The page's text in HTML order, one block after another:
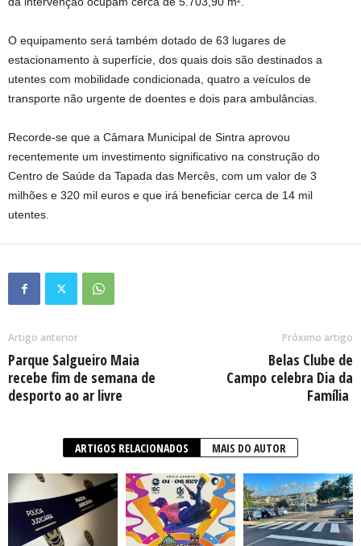
O equipamento será também dotado de 63 lugares de
estacionamento à superfície, dos quais dois são destinados a
utentes com mobilidade condicionada, quatro a veículos de
transporte não urgente de doentes e dois para ambulâncias.
Recorde-se que a Câmara Municipal de Sintra aprovou
recentemente um investimento significativo na construção do
Centro de Saúde da Tapada das Mercês, com um valor de 3
milhões e 320 mil euros e que irá beneficiar cerca de 14 mil
utentes.
Artigo anterior
Parque Salgueiro Maia
recebe fim de semana de
desporto ao ar livre
Próximo artigo
Belas Clube de
Campo celebra Dia da
Família
ARTIGOS RELACIONADOS MAIS DO AUTOR